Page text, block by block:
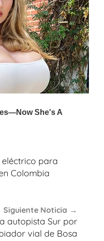
para
Colombia
Siguiente Noticia
autopista Sur por
vial de Bosa